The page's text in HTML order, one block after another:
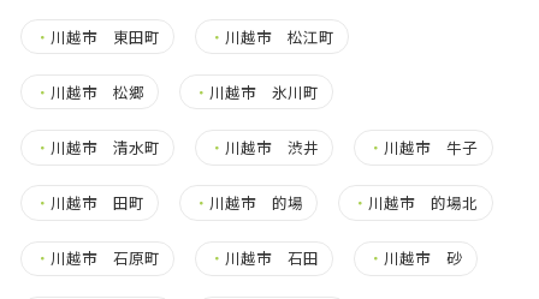
・ 川越市 東田町 ・ 川越市 松江町
・ 川越市 松郷 ・ 川越市 氷川町
・ 川越市 清水町 ・ 川越市 渋井 ・ 川越市 牛子
・ 川越市 田町 ・ 川越市 的場 ・ 川越市 的場北
・ 川越市 石原町 ・ 川越市 石田 ・ 川越市 砂